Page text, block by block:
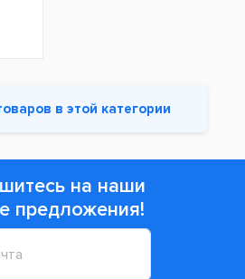
в этой категории
на наши
предложения!